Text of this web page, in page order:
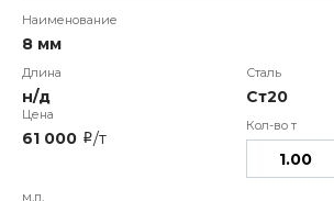
8 мм
н/д Ст20
61 000 i/т